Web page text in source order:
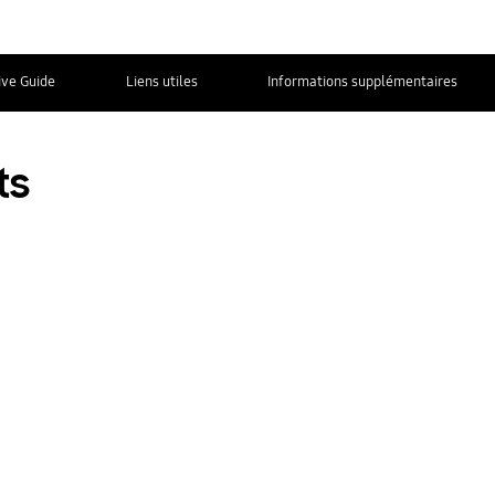
Guide Liens utiles Informations supplémentaires